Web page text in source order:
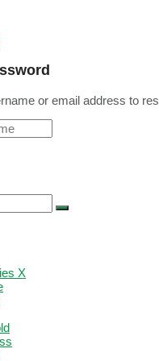
or email address to
X